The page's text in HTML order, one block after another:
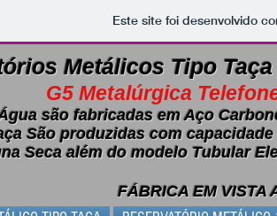
Este site foi desenvolvido
Metálicos Tipo
G5 Metalúrgica
são fabricadas em Aço Carbo
São produzidas com
Seca além do modelo Tubular
FÁBRICA EM VISTA